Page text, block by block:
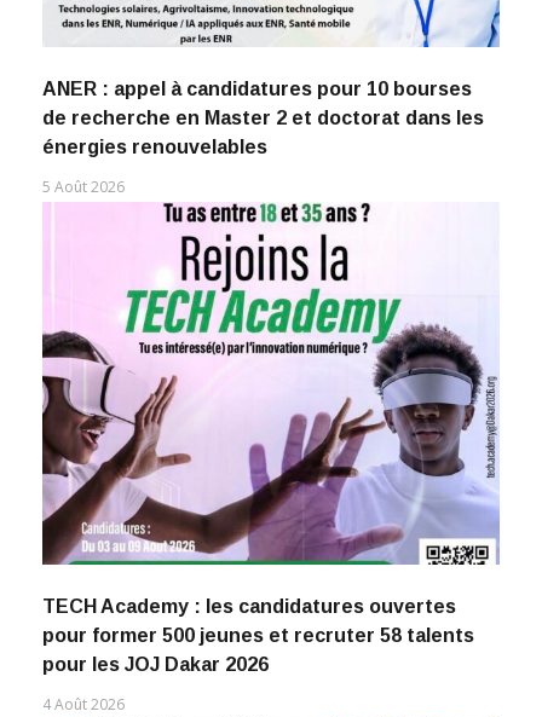
ANER : appel à candidatures pour 10 bourses
de recherche en Master 2 et doctorat dans les
énergies renouvelables
5 Août 2026
TECH Academy : les candidatures ouvertes
pour former 500 jeunes et recruter 58 talents
pour les JOJ Dakar 2026
4 Août 2026